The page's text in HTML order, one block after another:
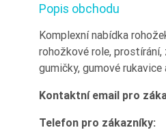
Popis obchodu
Komplexní nabídka
rohožkové role,
gumičky, gumové
Kontaktní email pro
Telefon pro zákazníky: